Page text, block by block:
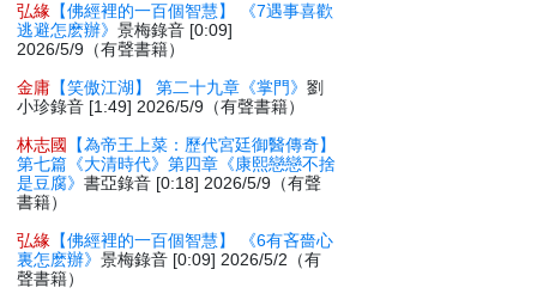
弘緣 【佛經裡的一百個智慧】 《7遇事喜歡
逃避怎麽辦》景梅錄音 [0:09]
2026/5/9（有聲書籍）
金庸 【笑傲江湖】 第二十九章《掌門》劉
小珍錄音 [1:49] 2026/5/9（有聲書籍）
林志國
【為帝王上菜：歷代宮廷御醫傳奇】
第七篇《大清時代》第四章《康熙戀戀不捨
是豆腐》書亞錄音 [0:18] 2026/5/9（有聲
書籍）
弘緣 【佛經裡的一百個智慧】 《6有吝嗇心
裏怎麽辦》景梅錄音 [0:09] 2026/5/2（有
聲書籍）